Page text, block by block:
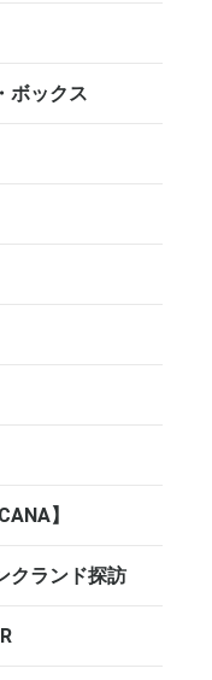
ボックス
】
クランド探訪